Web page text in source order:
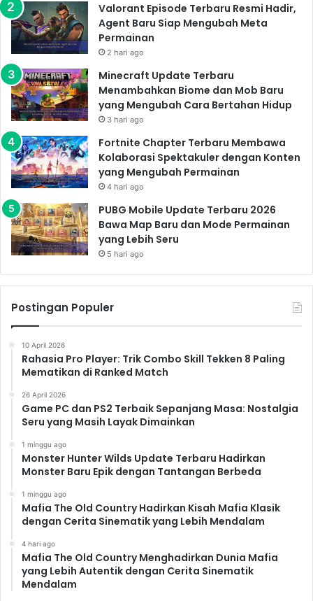
Valorant Episode Terbaru Resmi Hadir,
Agent Baru Siap Mengubah Meta
Permainan
2 hari ago
Minecraft Update Terbaru
Menambahkan Biome dan Mob Baru
yang Mengubah Cara Bertahan Hidup
3 hari ago
Fortnite Chapter Terbaru Membawa
Kolaborasi Spektakuler dengan Konten
yang Mengubah Permainan
4 hari ago
PUBG Mobile Update Terbaru 2026
Bawa Map Baru dan Mode Permainan
yang Lebih Seru
5 hari ago
Postingan Populer
10 April 2026
Rahasia Pro Player: Trik Combo Skill Tekken 8 Paling
Mematikan di Ranked Match
26 April 2026
Game PC dan PS2 Terbaik Sepanjang Masa: Nostalgia
Seru yang Masih Layak Dimainkan
1 minggu ago
Monster Hunter Wilds Update Terbaru Hadirkan
Monster Baru Epik dengan Tantangan Berbeda
1 minggu ago
Mafia The Old Country Hadirkan Kisah Mafia Klasik
dengan Cerita Sinematik yang Lebih Mendalam
4 hari ago
Mafia The Old Country Menghadirkan Dunia Mafia
yang Lebih Autentik dengan Cerita Sinematik
Mendalam